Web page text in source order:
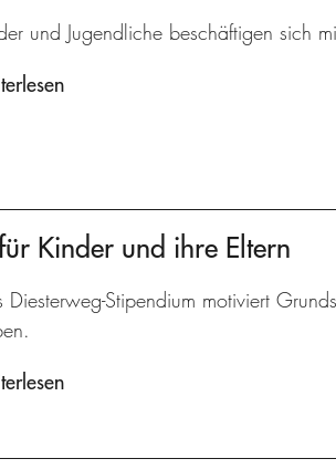
und Jugendliche beschäftigen sich
Kinder und ihre Eltern
Diesterweg-Stipendium motiviert